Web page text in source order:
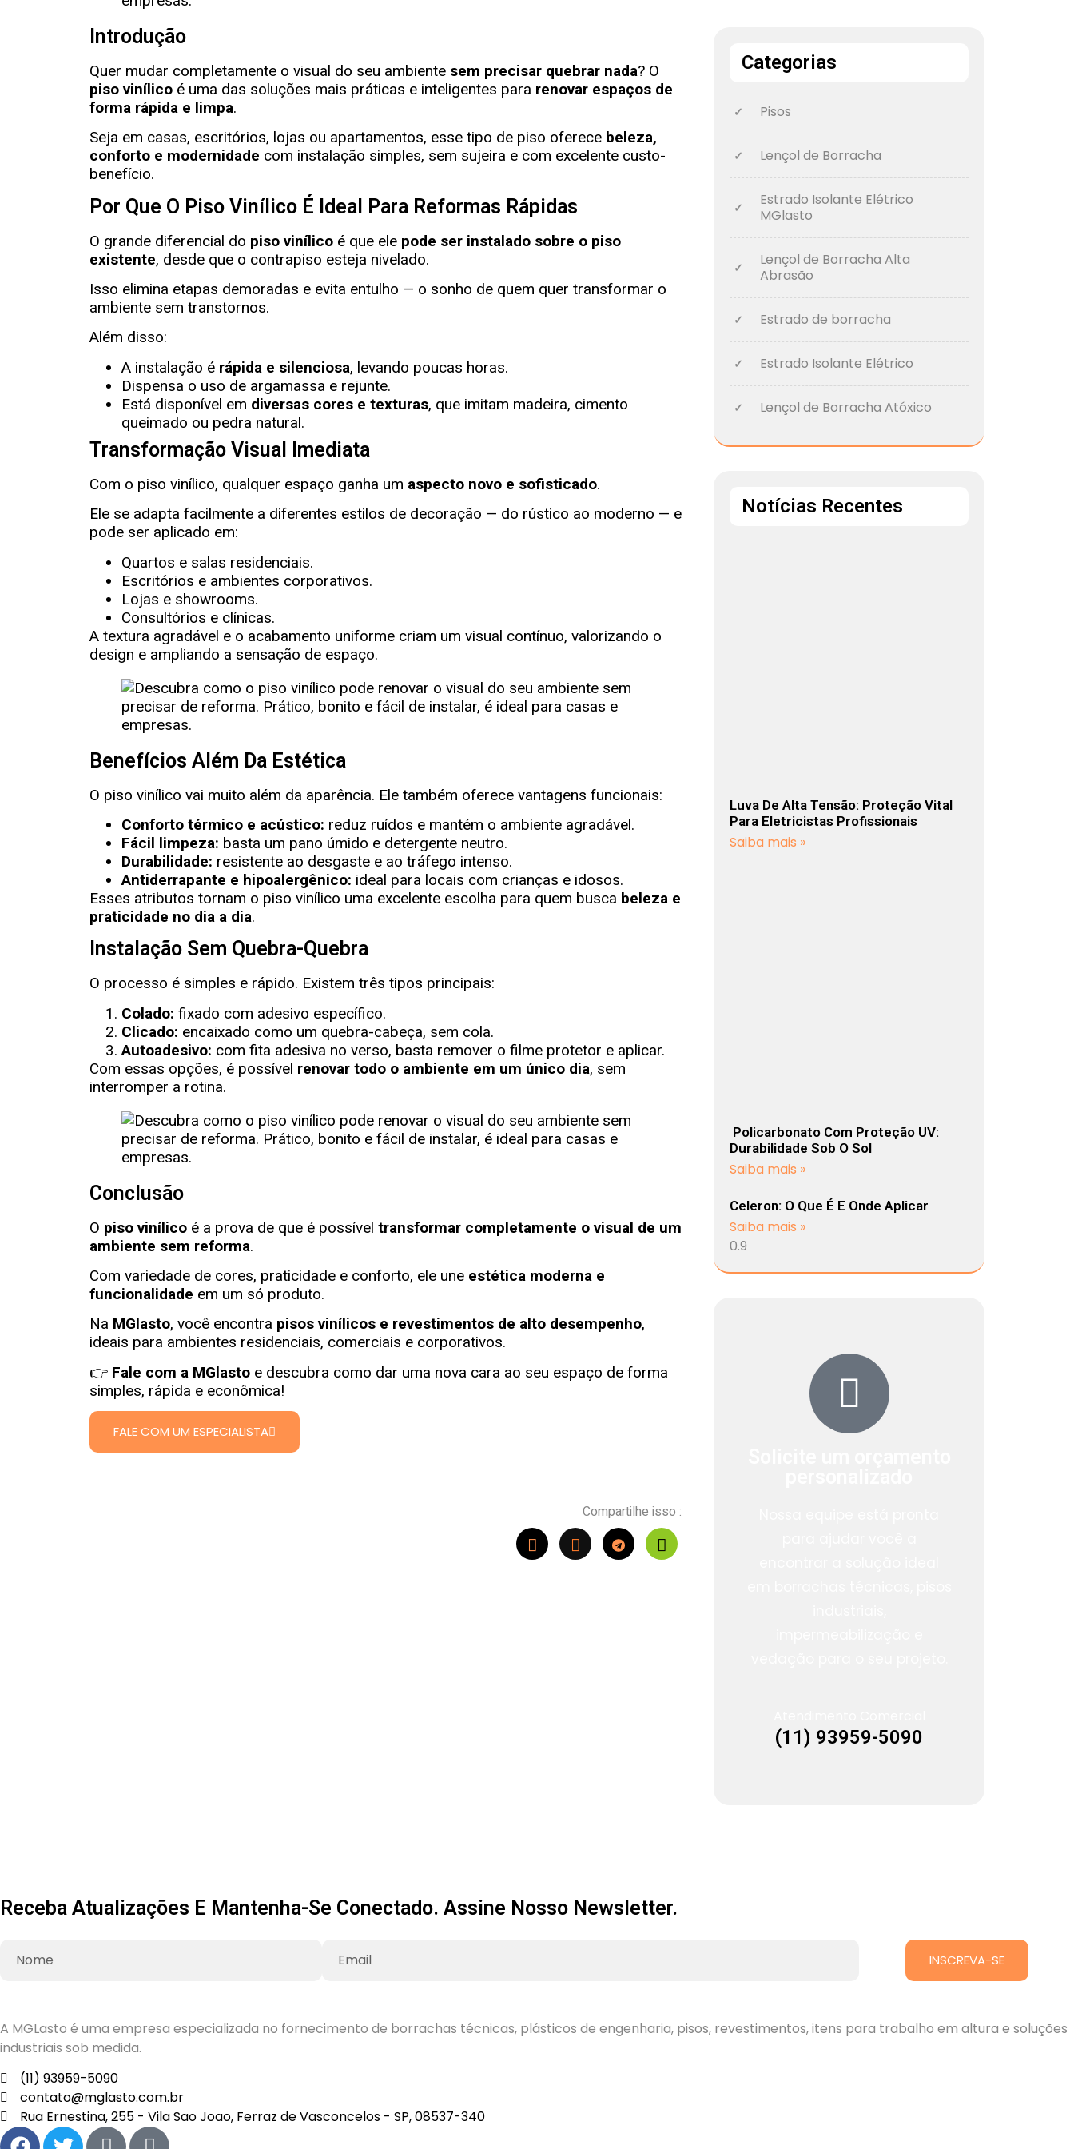
Introdução
Quer mudar completamente o visual do seu ambiente sem precisar quebrar nada? O
piso vinílico é uma das soluções mais práticas e inteligentes para renovar espaços de
forma rápida e limpa.
Seja em casas, escritórios, lojas ou apartamentos, esse tipo de piso oferece beleza,
conforto e modernidade com instalação simples, sem sujeira e com excelente custo-
benefício.
Por Que O Piso Vinílico É Ideal Para Reformas Rápidas
O grande diferencial do piso vinílico é que ele pode ser instalado sobre o piso
existente, desde que o contrapiso esteja nivelado.
Isso elimina etapas demoradas e evita entulho — o sonho de quem quer transformar o
ambiente sem transtornos.
Além disso:
A instalação é rápida e silenciosa, levando poucas horas.
Dispensa o uso de argamassa e rejunte.
Está disponível em diversas cores e texturas, que imitam madeira, cimento
queimado ou pedra natural.
Transformação Visual Imediata
Com o piso vinílico, qualquer espaço ganha um aspecto novo e sofisticado.
Ele se adapta facilmente a diferentes estilos de decoração — do rústico ao moderno — e
pode ser aplicado em:
Quartos e salas residenciais.
Escritórios e ambientes corporativos.
Lojas e showrooms.
Consultórios e clínicas.
A textura agradável e o acabamento uniforme criam um visual contínuo, valorizando o
design e ampliando a sensação de espaço.
Benefícios Além Da Estética
O piso vinílico vai muito além da aparência. Ele também oferece vantagens funcionais:
Conforto térmico e acústico: reduz ruídos e mantém o ambiente agradável.
Fácil limpeza: basta um pano úmido e detergente neutro.
Durabilidade: resistente ao desgaste e ao tráfego intenso.
Antiderrapante e hipoalergênico: ideal para locais com crianças e idosos.
Esses atributos tornam o piso vinílico uma excelente escolha para quem busca beleza e
praticidade no dia a dia.
Instalação Sem Quebra-Quebra
O processo é simples e rápido. Existem três tipos principais:
Colado: fixado com adesivo específico.
Clicado: encaixado como um quebra-cabeça, sem cola.
Autoadesivo: com fita adesiva no verso, basta remover o filme protetor e aplicar.
Com essas opções, é possível renovar todo o ambiente em um único dia, sem
interromper a rotina.
Conclusão
O piso vinílico é a prova de que é possível transformar completamente o visual de um
ambiente sem reforma.
Com variedade de cores, praticidade e conforto, ele une estética moderna e
funcionalidade em um só produto.
Na MGlasto, você encontra pisos vinílicos e revestimentos de alto desempenho,
ideais para ambientes residenciais, comerciais e corporativos.
👉 Fale com a MGlasto e descubra como dar uma nova cara ao seu espaço de forma
simples, rápida e econômica!
FALE COM UM ESPECIALISTA
Compartilhe isso :
Categorias
Pisos
Lençol de Borracha
Estrado Isolante Elétrico
MGlasto
Lençol de Borracha Alta
Abrasão
Estrado de borracha
Estrado Isolante Elétrico
Lençol de Borracha Atóxico
Notícias Recentes
Luva De Alta Tensão: Proteção Vital
Para Eletricistas Profissionais
Saiba mais »
Policarbonato Com Proteção UV:
Durabilidade Sob O Sol
Saiba mais »
Celeron: O Que É E Onde Aplicar
Saiba mais »
(11) 93959-5090
Receba Atualizações E Mantenha-Se Conectado. Assine Nosso Newsletter.
INSCREVA-SE
A MGLasto é uma empresa especializada no fornecimento de borrachas técnicas, plásticos de engenharia, pisos, revestimentos, itens para trabalho em altura e soluções
industriais sob medida.
(11) 93959-5090
contato@mglasto.com.br
Rua Ernestina, 255 - Vila Sao Joao, Ferraz de Vasconcelos - SP, 08537-340